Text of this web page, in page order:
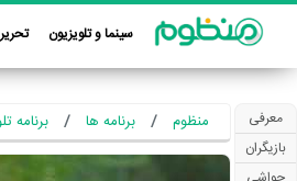
سینما و تلویزیون
معرفی
بازیگران
منظوم برنامه ها برنامه